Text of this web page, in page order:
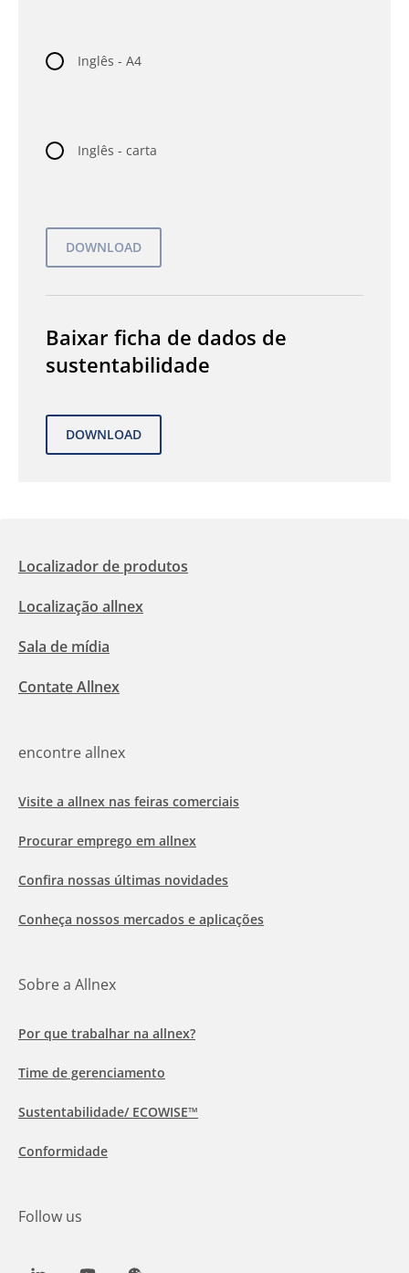
Inglês - A4
Inglês - carta
Baixar ficha de dados de
sustentabilidade
Localizador de produtos
Localização allnex
Sala de mídia
Contate Allnex
encontre allnex
Visite a allnex nas feiras comerciais
Procurar emprego em allnex
Confira nossas últimas novidades
Conheça nossos mercados e aplicações
Sobre a Allnex
Por que trabalhar na allnex?
Time de gerenciamento
Sustentabilidade/ ECOWISE™
Conformidade
Follow us